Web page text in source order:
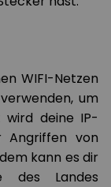
WIFI-Netzen
um
wird deine IP-
von
kann es dir
des Landes